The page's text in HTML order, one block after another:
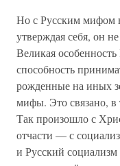
Но с Русским мифом
утверждая себя, он
Великая
способность
рожденные на иных
мифы. Это связано,
Так произошло с
отчасти — с
и Русский